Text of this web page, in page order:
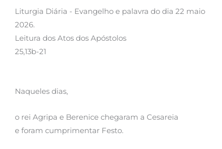
Liturgia Diária - Evangelho e palavra do dia 22 maio
2026.
Leitura dos Atos dos Apóstolos
25,13b-21
Naqueles dias,
o rei Agripa e Berenice chegaram a Cesareia
e foram cumprimentar Festo.